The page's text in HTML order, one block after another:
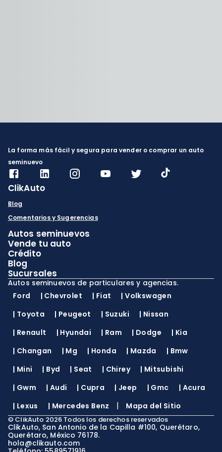
La forma más fácil y segura para vender o comprar un auto
seminuevo
ClikAuto
Blog
Comentarios y Sugerencias
Autos seminuevos
Vende tu auto
Crédito
Blog
Sucursales
Autos seminuevos de particulares y agencias.
Ford
| Chevrolet | Fiat |Volkswagen
| Toyota | Peugeot | Suzuki | Nissan
| Renault | Hyundai | Ram | Dodge | Kia
| Changan | Mg | Honda | Mazda | Bmw
| Mini | Byd | Seat | Chirey | Mitsubishi
| Gwm | Audi | Cupra | Jeep | Gmc | Acura
| Lexus | Mercedes Benz | Mapa del Sitio
© ClikAuto 2026 Todos los derechos reservados
ClikAuto, San Antonio de la Capilla #100, Querétaro,
Querétaro, México 76178.
hola@clikauto.com